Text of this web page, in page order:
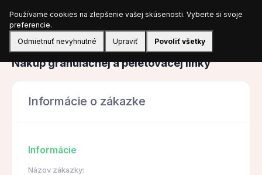
Prihlásiť sa
Obstarávanie
Nákup granulačnej a peletovacej linky
Informácie o zákazke
Informácie
Názov zákazky:
Používame cookies na zlepšenie vašej skúsenosti. Vyberte si svoje
preferencie.
Odmietnuť nevyhnutné
Upraviť Povoliť všetky